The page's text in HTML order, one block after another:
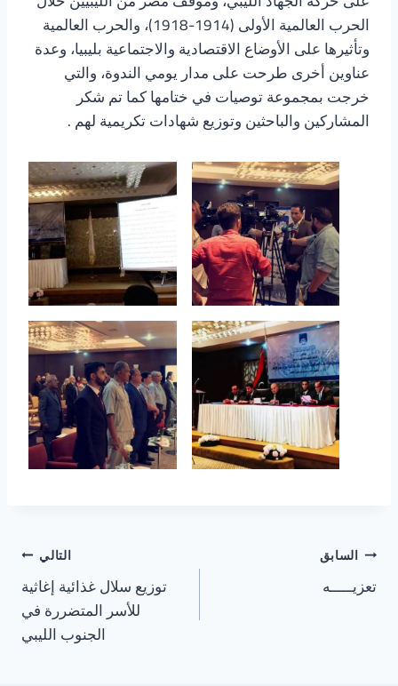
الحرب العالمية الأولى (1914-1918)، والحرب العالمية
وتأثيرها على الأوضاع الاقتصادية والاجتماعية بليبيا، وعدة
عناوين أخرى طرحت على مدار يومي الندوة، والتي
خرجت بمجموعة توصيات في ختامها كما تم شكر
المشاركين والباحثين وتوزيع شهادات تكريمية لهم .
السابق
تعزيـــــه
التالي
توزيع سلال غذائية إغاثية
للأسر المتضررة في
الجنوب الليبي